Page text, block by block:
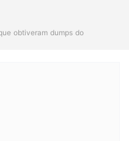
obtiveram dumps do